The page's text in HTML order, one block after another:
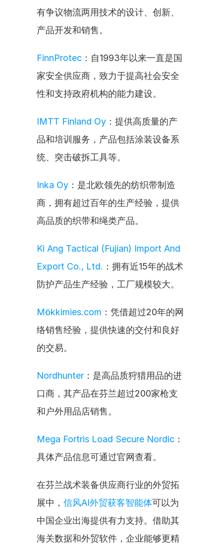
有争议物流两用技术的设计、创新、
产品开发和销售。
FinnProtec ：自1993年以来一直是国
家安全供应商，致力于提高社会安全
性和支持政府机构的能力建设。
IMTT Finland Oy ：提供高质量的产
品和培训服务，产品包括涂装设备系
统、突击破拆工具等。
Inka Oy ：是北欧领先的纺织带制造
商，拥有超过百年的生产经验，提供
高品质的织带和绳类产品。
Ki Ang Tactical (Fujian) Import And
Export Co., Ltd. ：拥有近15年的战术
防护产品生产经验，工厂规模较大。
Mökkimies.com ：凭借超过20年的网
络销售经验，提供快速的交付和良好
的交易。
Nordhunter ：是高品质狩猎用品的进
口商，其产品在芬兰超过200家枪支
和户外用品店销售。
Mega Fortris Load Secure Nordic ：
具体产品信息可通过官网查看。
在芬兰战术装备供应商行业的外贸拓
展中， 信风AI外贸获客智能体可以为
中国企业出海提供有力支持。借助其
海关数据和外贸软件，企业能够更精